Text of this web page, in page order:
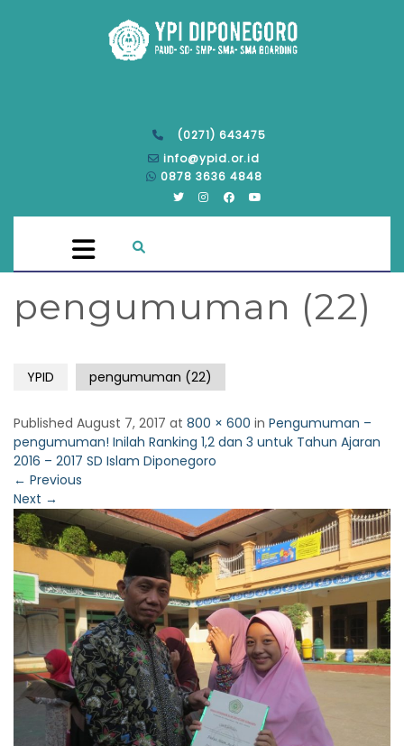
(0271) 643475
info@ypid.or.id
0878 3636 4848
pengumuman (22)
YPID pengumuman (22)
Published August 7, 2017 at 800 × 600 in Pengumuman –
pengumuman! Inilah Ranking 1,2 dan 3 untuk Tahun Ajaran
2016 – 2017 SD Islam Diponegoro
← Previous
Next →